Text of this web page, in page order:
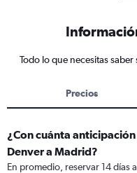
Todo lo que necesitas
Precios
¿Con cuánta
Denver a Madrid?
En promedio, reservar 14 días